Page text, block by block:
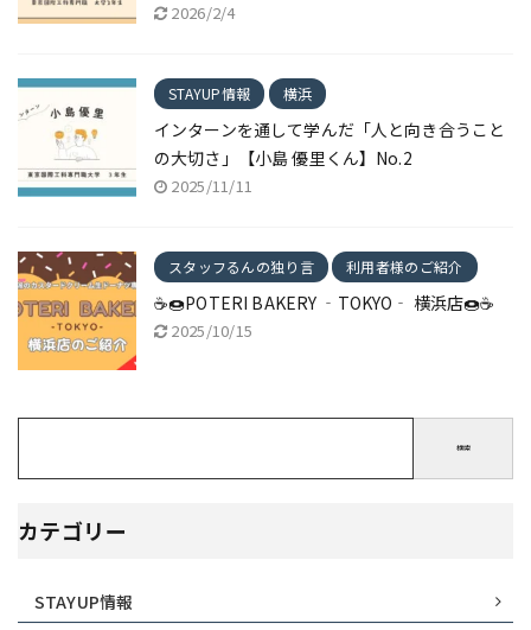
2026/2/4
STAYUP情報 横浜
インターンを通して学んだ「人と向き合うこと
の大切さ」【小島 優里くん】No.2
2025/11/11
スタッフるんの独り言 利用者様のご紹介
☕🍩POTERI BAKERY ‐TOKYO‐ 横浜店🍩☕
2025/10/15
検索
カテゴリー
STAYUP情報